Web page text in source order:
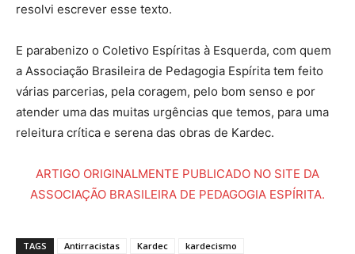
resolvi escrever esse texto.
E parabenizo o Coletivo Espíritas à Esquerda, com quem
a Associação Brasileira de Pedagogia Espírita tem feito
várias parcerias, pela coragem, pelo bom senso e por
atender uma das muitas urgências que temos, para uma
releitura crítica e serena das obras de Kardec.
ARTIGO ORIGINALMENTE PUBLICADO NO SITE DA
ASSOCIAÇÃO BRASILEIRA DE PEDAGOGIA ESPÍRITA.
TAGS Antirracistas Kardec
kardecismo